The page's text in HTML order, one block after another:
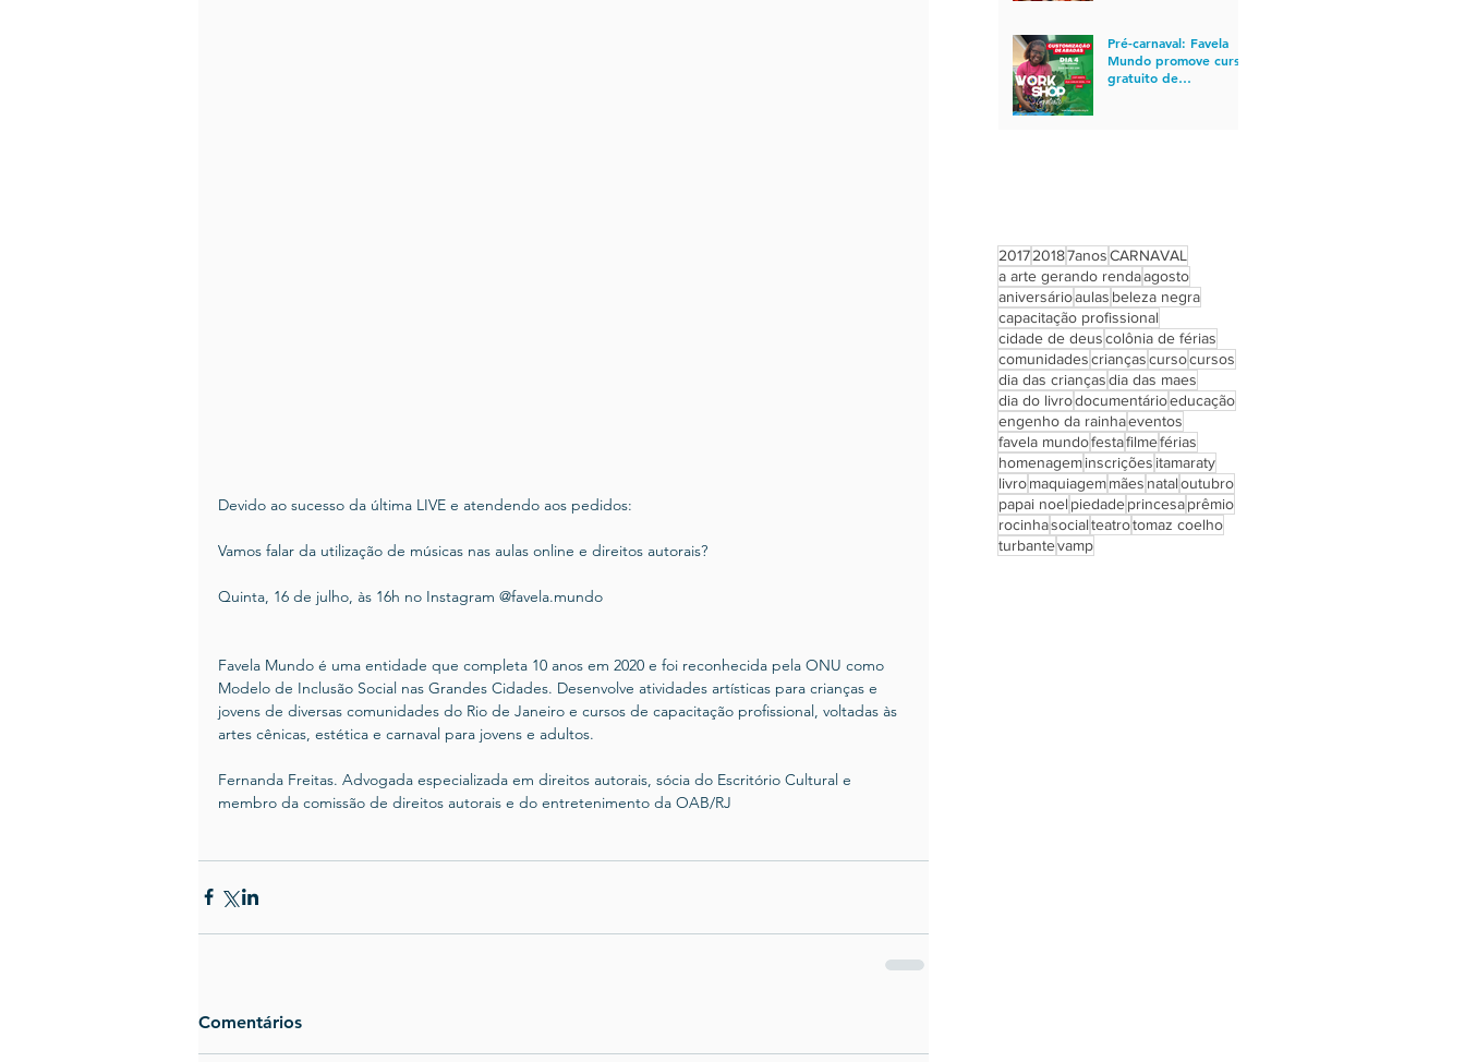
Devido ao sucesso da última LIVE e atendendo aos pedidos:
Vamos falar da utilização de músicas nas aulas online e direitos autorais?
Quinta, 16 de julho, às 16h no Instagram @favela.mundo
Favela Mundo é uma entidade que completa 10 anos em 2020 e foi reconhecida pela ONU como
Modelo de Inclusão Social nas Grandes Cidades. Desenvolve atividades artísticas para crianças e
jovens de diversas comunidades do Rio de Janeiro e cursos de capacitação profissional, voltadas às
artes cênicas, estética e carnaval para jovens e adultos.
Fernanda Freitas. Advogada especializada em direitos autorais, sócia do Escritório Cultural e
membro da comissão de direitos autorais e do entretenimento da OAB/RJ
Comentários
Pré-carnaval: Favela
Mundo promove curso
gratuito de
201720187anosCARNAVAL
a arte gerando rendaagosto
aniversárioaulas beleza negra
capacitação profissional
cidade de deuscolônia de férias
comunidadescriançascursocursos
dia das criançasdia das maes
dia do livrodocumentárioeducação
engenho da rainhaeventos
favela mundofestafilmeférias
homenageminscrições itamaraty
livromaquiagemmães nataloutubro
papai noel piedadeprincesaprêmio
rocinhasocialteatrotomaz coelho
turbantevamp